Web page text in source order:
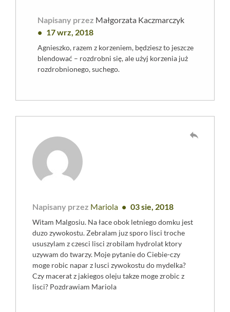
Napisany przez Małgorzata Kaczmarczyk
17 wrz, 2018
Agnieszko, razem z korzeniem, będziesz to jeszcze
blendować – rozdrobni się, ale użyj korzenia już
rozdrobnionego, suchego.
Napisany przez Mariola 03 sie, 2018
Witam Malgosiu. Na łace obok letniego domku jest
duzo zywokostu. Zebralam juz sporo lisci troche
ususzylam z czesci lisci zrobilam hydrolat ktory
uzywam do twarzy. Moje pytanie do Ciebie-czy
moge robic napar z lusci zywokostu do mydelka?
Czy macerat z jakiegos oleju takze moge zrobic z
lisci? Pozdrawiam Mariola
reply